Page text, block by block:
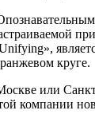
круге.
или
компании